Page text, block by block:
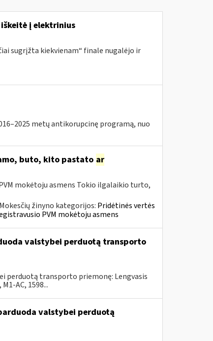
į elektrinius
sugrįžta kiekvienam“ finale nugalėjo ir
metų antikorupcinę programą, nuo
buto, kito pastato ar
mokėtoju asmens Tokio ilgalaikio turto,
Mokesčių žinyno kategorijos: Pridėtinės vertės
PVM mokėtoju asmens
valstybei perduotą transporto
perduotą transporto priemonę: Lengvasis
AC, 1598...
valstybei perduotą